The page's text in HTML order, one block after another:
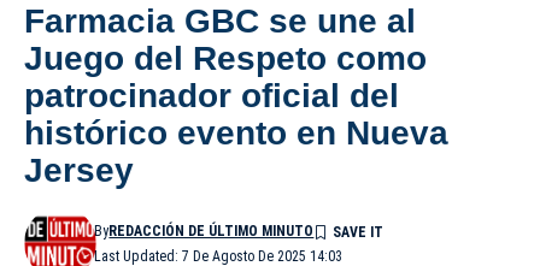
Farmacia GBC se une al
Juego del Respeto como
patrocinador oficial del
histórico evento en Nueva
Jersey
Last Updated: 7 De Agosto De 2025 14:03
ByREDACCIÓN DE ÚLTIMO MINUTO